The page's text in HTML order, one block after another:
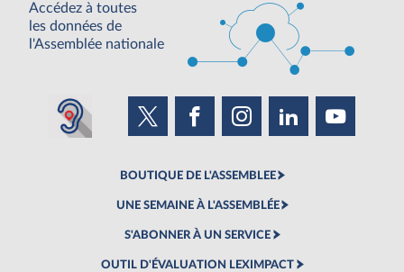
Accédez à toutes
les données de
l'Assemblée nationale
BOUTIQUE DE L'ASSEMBLEE
UNE SEMAINE À L'ASSEMBLÉE
S'ABONNER À UN SERVICE
OUTIL D'ÉVALUATION LEXIMPACT